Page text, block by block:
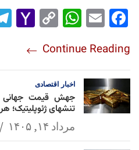
Fac
ok
Em
Wh
Ap
p
Co
Lin
k
l
Continue Reading
اخبار اقتصادی
جهش قیمت جهانی
تنشهای ژئوپلیتیک؛ هر اونس
مرداد ۱۴, ۱۴۰۵